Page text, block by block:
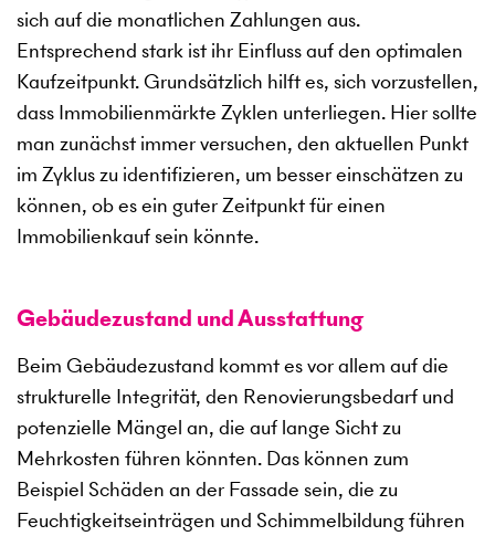
sich auf die monatlichen Zahlungen aus.
Entsprechend stark ist ihr Einfluss auf den optimalen
Kaufzeitpunkt. Grundsätzlich hilft es, sich vorzustellen,
dass Immobilienmärkte Zyklen unterliegen. Hier sollte
man zunächst immer versuchen, den aktuellen Punkt
im Zyklus zu identifizieren, um besser einschätzen zu
können, ob es ein guter Zeitpunkt für einen
Immobilienkauf sein könnte.
Gebäudezustand und Ausstattung
Beim Gebäudezustand kommt es vor allem auf die
strukturelle Integrität, den Renovierungsbedarf und
potenzielle Mängel an, die auf lange Sicht zu
Mehrkosten führen könnten. Das können zum
Beispiel Schäden an der Fassade sein, die zu
Feuchtigkeitseinträgen und Schimmelbildung führen